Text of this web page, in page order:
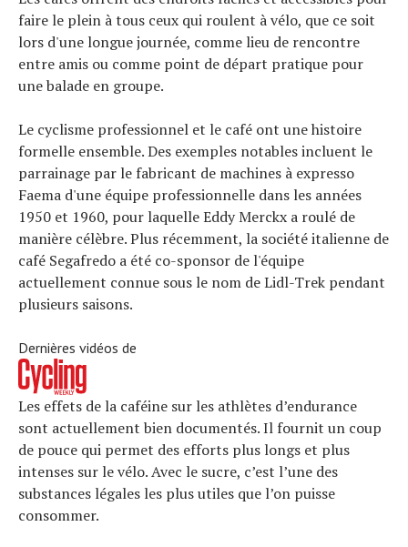
faire le plein à tous ceux qui roulent à vélo, que ce soit
lors d'une longue journée, comme lieu de rencontre
entre amis ou comme point de départ pratique pour
une balade en groupe.
Le cyclisme professionnel et le café ont une histoire
formelle ensemble. Des exemples notables incluent le
parrainage par le fabricant de machines à expresso
Faema d'une équipe professionnelle dans les années
1950 et 1960, pour laquelle Eddy Merckx a roulé de
manière célèbre. Plus récemment, la société italienne de
café Segafredo a été co-sponsor de l'équipe
actuellement connue sous le nom de Lidl-Trek pendant
plusieurs saisons.
Dernières vidéos de
Les effets de la caféine sur les athlètes d’endurance
sont actuellement bien documentés. Il fournit un coup
de pouce qui permet des efforts plus longs et plus
intenses sur le vélo. Avec le sucre, c’est l’une des
substances légales les plus utiles que l’on puisse
consommer.